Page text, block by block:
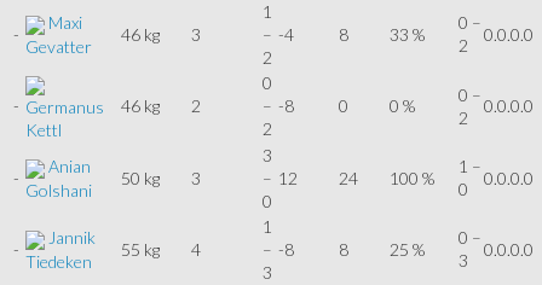
-
Maxi
Gevatter
46 kg 3
1
–
2
-4 8 33 %
0 –
2
0.0.0.0
- Germanus
Kettl
46 kg 2
0
–
2
-8 0 0 %
0 –
2
0.0.0.0
-
Anian
Golshani
50 kg 3
3
–
0
12 24 100 %
1 –
0
0.0.0.0
-
Jannik
Tiedeken
55 kg 4
1
–
3
-8 8 25 %
0 –
3
0.0.0.0